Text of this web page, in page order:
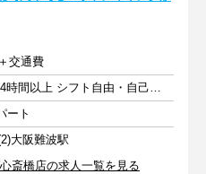
交通費
週1日以上 1日4時間以上 シフト自由・自己申告
ート
大阪難波駅
斎橋店の求人一覧を見る